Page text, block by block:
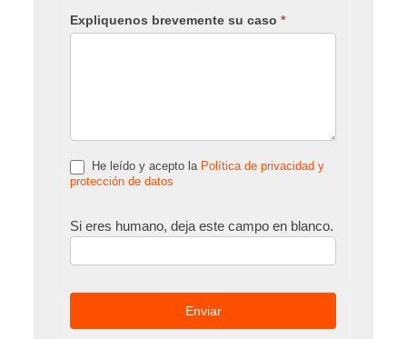
Expliquenos brevemente su caso*
He leído y acepto la Política de privacidad y
protección de datos
Si eres humano, deja este campo en blanco.